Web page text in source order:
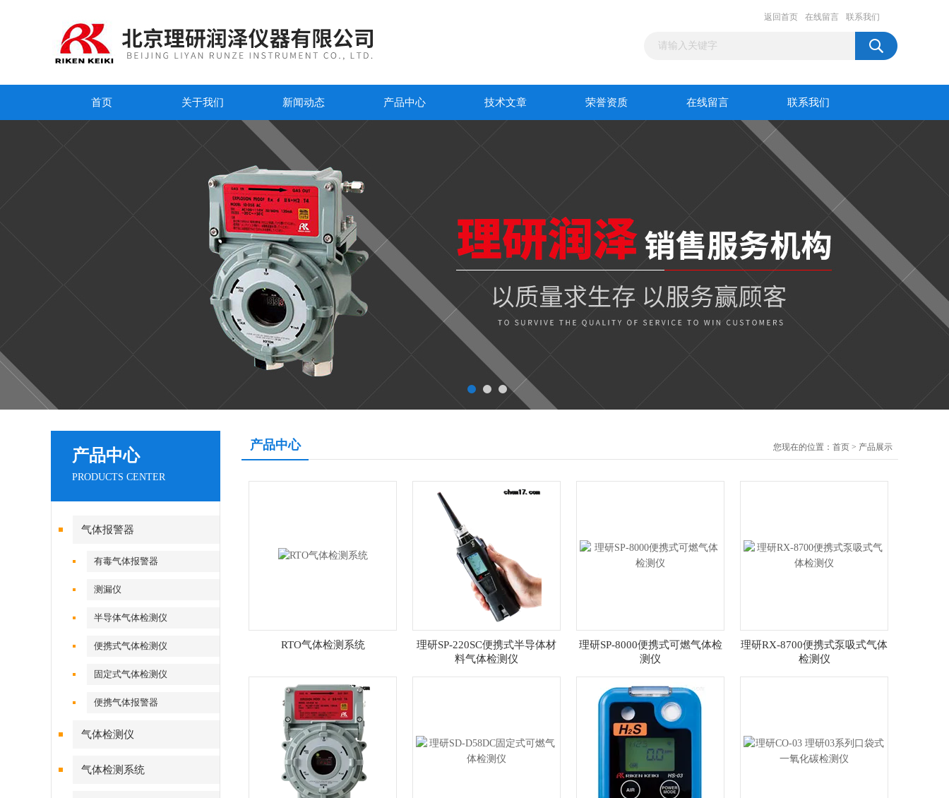
返回首页 在线留言 联系我们
首页 关于我们 新闻动态 产品中心 技术文章 荣誉资质 在线留言 联系我们
产品中心
PRODUCTS CENTER
气体报警器
有毒气体报警器
测漏仪
半导体气体检测仪
便携式气体检测仪
固定式气体检测仪
便携气体报警器
气体检测仪
气体检测系统
产品中心 您现在的位置： 首页 > 产品展示
RTO气体检测系统
理研SP-220SC便携式半导体材
料气体检测仪
理研SP-8000便携式可燃气体检
测仪
理研RX-8700便携式泵吸式气体
检测仪